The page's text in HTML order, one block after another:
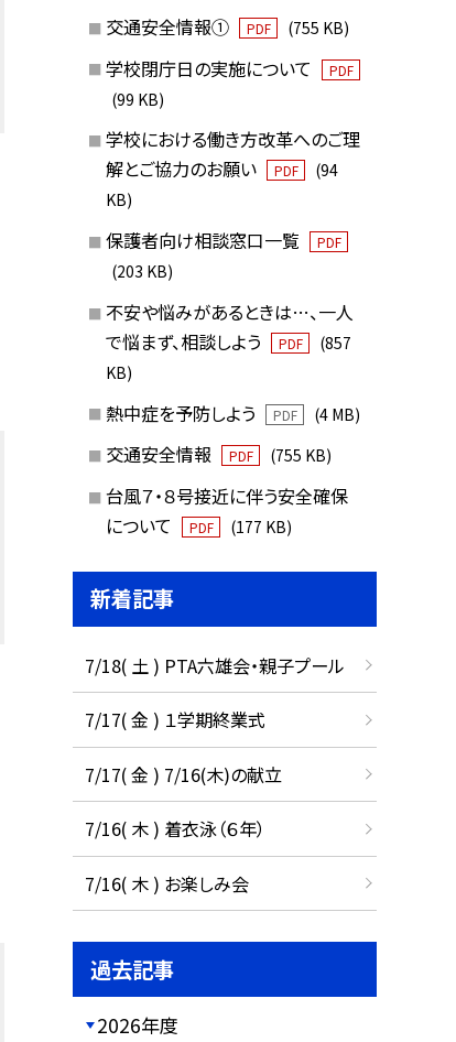
交通安全情報① PDF (755 KB)
学校閉庁日の実施について PDF
(99 KB)
学校における働き方改革へのご理
解とご協力のお願い
PDF
(94
KB)
保護者向け相談窓口一覧 PDF
(203 KB)
不安や悩みがあるときは…、一人
で悩まず、相談しよう
PDF
(857
KB)
熱中症を予防しよう PDF (4 MB)
交通安全情報 PDF (755 KB)
台風７・８号接近に伴う安全確保
について
PDF (177 KB)
新着記事
7/18( 土 ) PTA六雄会・親子プール
7/17( 金 ) １学期終業式
7/17( 金 ) 7/16(木)の献立
7/16( 木 ) 着衣泳（６年）
7/16( 木 ) お楽しみ会
過去記事
2026年度